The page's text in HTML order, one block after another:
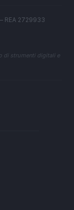
REA 2729933
di strumenti digitali e